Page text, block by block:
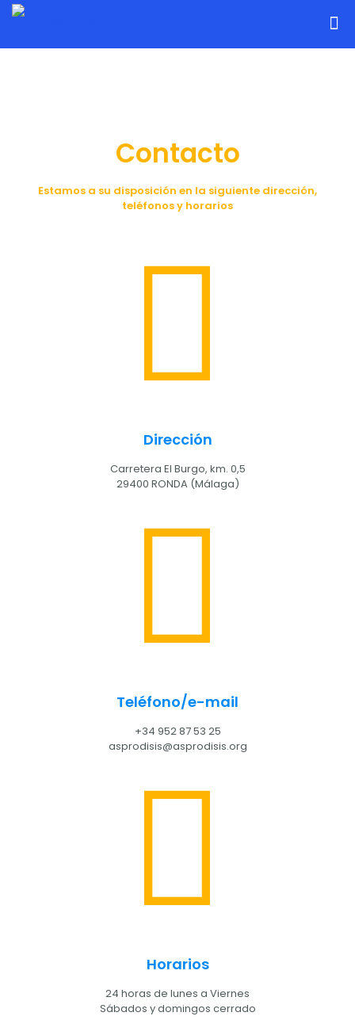
Contacto
Estamos a su disposición en la siguiente dirección,
teléfonos y horarios
Dirección
Carretera El Burgo, km. 0,5
29400 RONDA (Málaga)
Teléfono/e-mail
+34 952 87 53 25
asprodisis@asprodisis.org
Horarios
24 horas de lunes a Viernes
Sábados y domingos cerrado